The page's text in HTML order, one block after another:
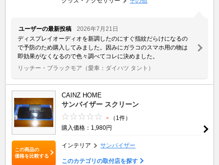
ユーザーの最新投稿
2026年7月21日
ディスプレイオーディオを新調したのにすぐ指紋だらけになるの
で予防のため購入してみました。因みにガラコのスマホ用の物は
即効果がなくなるので色々調べてコレに決めました。
リッチー・ブラックモア （愛車：ダイハツ タント）
この商品の
価格を比較する
CAINZ HOME
サンバイザー スクリーン
-
（1件）
購入価格：1,980円
インテリア サンバイザー
このカテゴリの取付店を探す